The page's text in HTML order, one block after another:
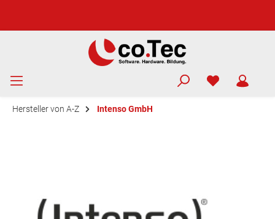
Hersteller von A-Z Intenso GmbH